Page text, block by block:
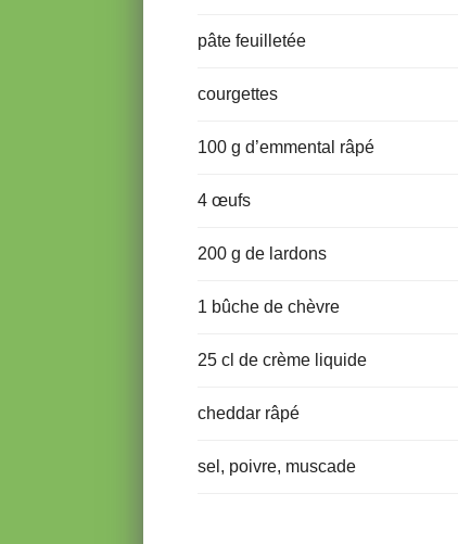
pâte feuilletée
courgettes
100 g d’emmental râpé
4 œufs
200 g de lardons
1 bûche de chèvre
25 cl de crème liquide
cheddar râpé
sel, poivre, muscade